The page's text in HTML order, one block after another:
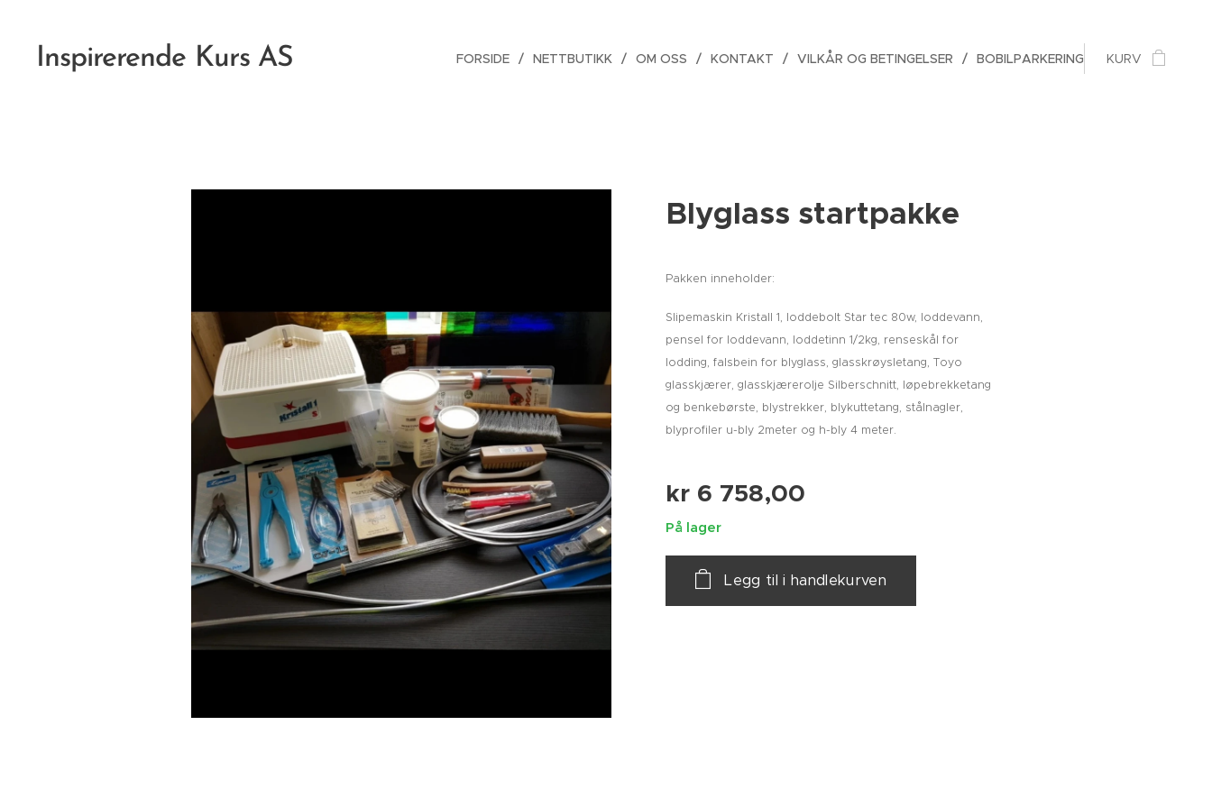
Inspirerende Kurs AS FORSIDE NETTBUTIKK OM OSS KONTAKT VILKÅR OG BETINGELSER BOBILPARKERING KURV
Blyglass startpakke
Pakken inneholder:
Slipemaskin Kristall 1, loddebolt Star tec 80w, loddevann,
pensel for loddevann, loddetinn 1/2kg, renseskål for
lodding, falsbein for blyglass, glasskrøysletang, Toyo
glasskjærer, glasskjærerolje Silberschnitt, løpebrekketang
og benkebørste, blystrekker, blykuttetang, stålnagler,
blyprofiler u-bly 2meter og h-bly 4 meter.
kr 6 758,00
På lager
Legg til i handlekurven